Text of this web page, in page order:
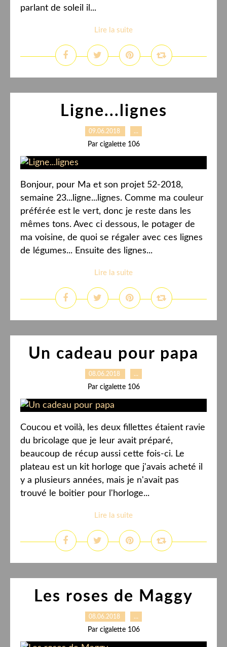
parlant de soleil il...
Lire la suite
Ligne...lignes
09.06.2018 …
Par cigalette 106
Bonjour, pour Ma et son projet 52-2018,
semaine 23...ligne...lignes. Comme ma couleur
préférée est le vert, donc je reste dans les
mêmes tons. Avec ci dessous, le potager de
ma voisine, de quoi se régaler avec ces lignes
de légumes... Ensuite des lignes...
Lire la suite
Un cadeau pour papa
08.06.2018 …
Par cigalette 106
Coucou et voilà, les deux fillettes étaient ravie
du bricolage que je leur avait préparé,
beaucoup de récup aussi cette fois-ci. Le
plateau est un kit horloge que j'avais acheté il
y a plusieurs années, mais je n'avait pas
trouvé le boitier pour l'horloge...
Lire la suite
Les roses de Maggy
08.06.2018 …
Par cigalette 106